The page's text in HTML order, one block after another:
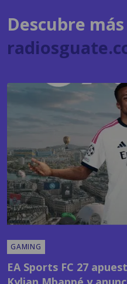
GAMING
Kylian Mbappé y
del juego
PORSANDY SANDOVAL